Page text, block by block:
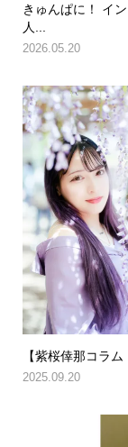
きゅんぱに！ イ
人...
2026.05.20
【紫桜倖那コラ
2025.09.20